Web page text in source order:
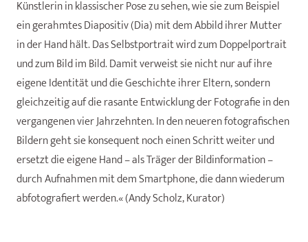
Künstlerin in klassischer Pose zu sehen, wie sie zum Beispiel
ein gerahmtes Diapositiv (Dia) mit dem Abbild ihrer Mutter
in der Hand hält. Das Selbstportrait wird zum Doppelportrait
und zum Bild im Bild. Damit verweist sie nicht nur auf ihre
eigene Identität und die Geschichte ihrer Eltern, sondern
gleichzeitig auf die rasante Entwicklung der Fotografie in den
vergangenen vier Jahrzehnten. In den neueren fotografischen
Bildern geht sie konsequent noch einen Schritt weiter und
ersetzt die eigene Hand – als Träger der Bildinformation –
durch Aufnahmen mit dem Smartphone, die dann wiederum
abfotografiert werden.« (Andy Scholz, Kurator)